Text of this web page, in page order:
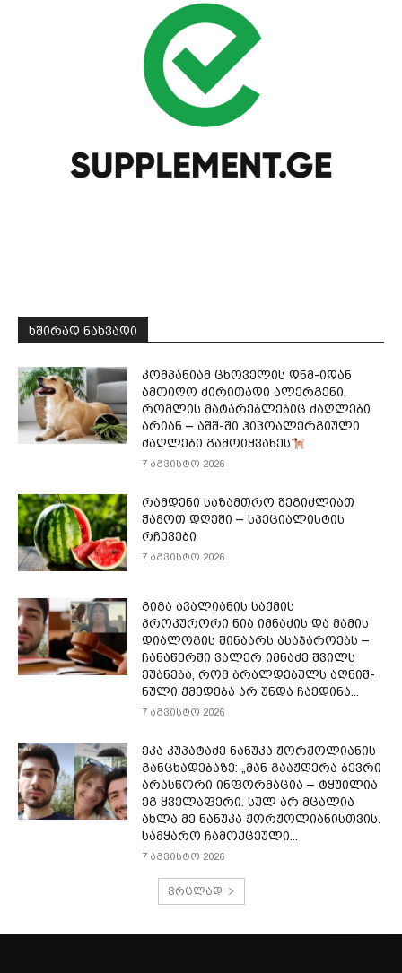
ᲮᲨᲘᲠᲐᲓ ᲜᲐᲮᲕᲐᲓᲘ
კომპანიამ ცხოველის დნმ-იდან
ამოიღო ძირითადი ალერგენი,
რომლის მატარებლებიც ძაღლები
არიან – აშშ-ში ჰიპოალერგიული
ძაღლები გამოიყვანეს
7 აგვისტო 2026
რამდენი საზამთრო შეგიძლიათ
ჭამოთ დღეში – სპეციალისტის
რჩევები
7 აგვისტო 2026
გიგა ავალიანის საქმის
პროკურორი ნია იმნაძის და მამის
დიალოგის შინაარს ასაჯაროებს –
ჩა­ნა­წერ­ში ვა­ლერ იმ­ნა­ძე შვილს
ეუბ­ნე­ბა, რომ ბრალ­დე­ბულს აღ­ნიშ­
ნუ­ლი ქმე­დე­ბა არ უნდა ჩა­ე­დი­ნა...
7 აგვისტო 2026
ეკა კუპატაძე ნანუკა ჟორჟოლიანის
განცხადებაზე: „მან გააჟღერა ბევრი
არასწორი ინფორმაცია – ტყუილია
ეგ ყველაფერი. სულ არ მცალია
ახლა მე ნანუკა ჟორჟოლიანისთვის.
სამყარო ჩამოქცეული...
7 აგვისტო 2026
ვრცლად